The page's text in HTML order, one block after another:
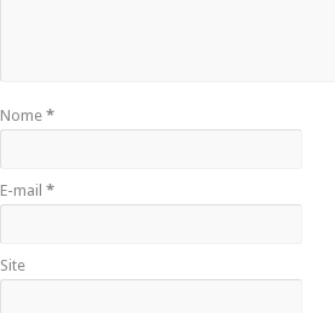
Nome *
E-mail *
Site